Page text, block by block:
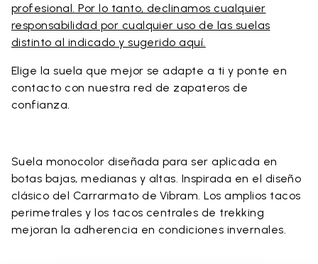
profesional. Por lo tanto, declinamos cualquier
responsabilidad por cualquier uso de las suelas
distinto al indicado y sugerido aquí.
Elige la suela que mejor se adapte a ti y ponte en
contacto con nuestra red de zapateros de
confianza
Suela monocolor diseñada para ser aplicada en
botas bajas, medianas y altas. Inspirada en el diseño
clásico del Carrarmato de Vibram. Los amplios tacos
perimetrales y los tacos centrales de trekking
mejoran la adherencia en condiciones invernales.